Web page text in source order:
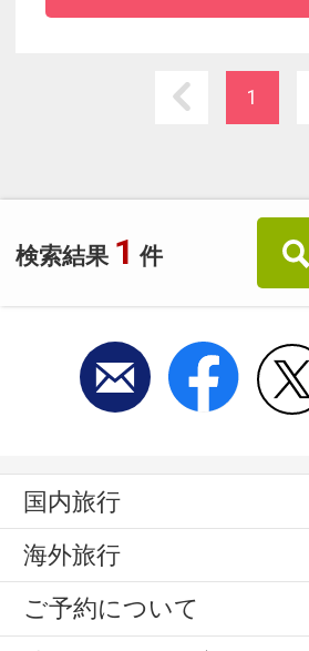
検索結果 1 件
1
国内旅行
海外旅行
ご予約について